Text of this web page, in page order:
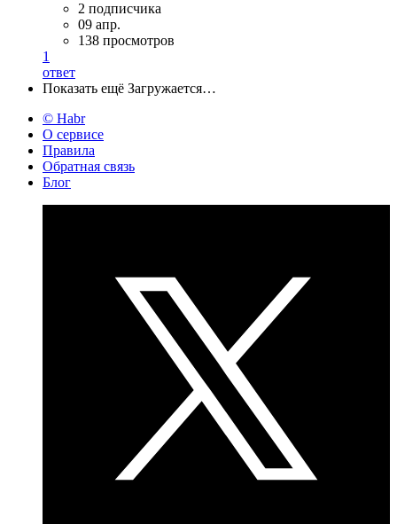
2 подписчика
09 апр.
138 просмотров
1
ответ
Показать ещё Загружается…
© Habr
О сервисе
Правила
Обратная связь
Блог